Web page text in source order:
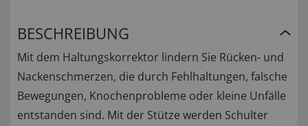
BESCHREIBUNG
Mit dem Haltungskorrektor lindern Sie Rücken- und
Nackenschmerzen, die durch Fehlhaltungen, falsche
Bewegungen, Knochenprobleme oder kleine Unfälle
entstanden sind. Mit der Stütze werden Schulter